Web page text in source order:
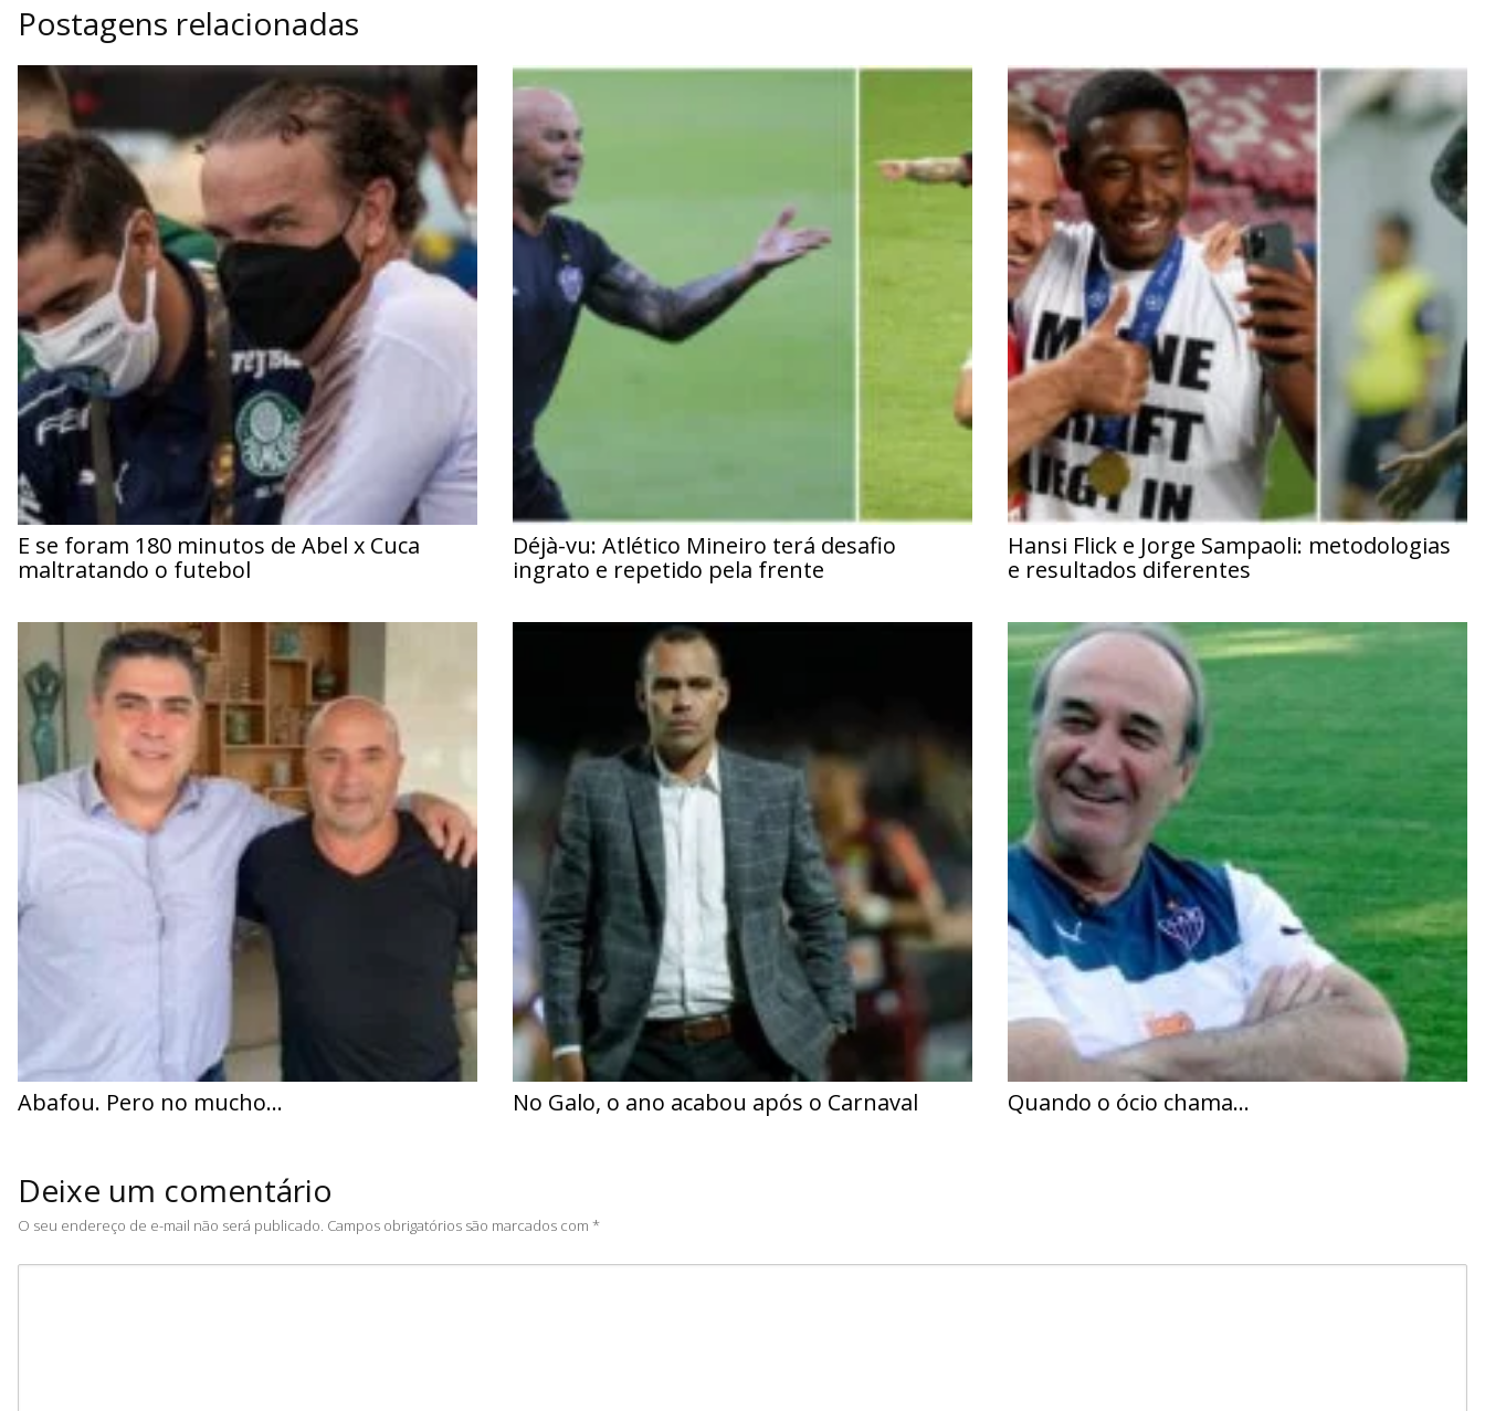
Postagens relacionadas
E se foram 180 minutos de Abel x Cuca
maltratando o futebol
Déjà-vu: Atlético Mineiro terá desafio
ingrato e repetido pela frente
Hansi Flick e Jorge Sampaoli: metodologias
e resultados diferentes
Abafou. Pero no mucho… No Galo, o ano acabou após o Carnaval Quando o ócio chama…
Deixe um comentário
O seu endereço de e-mail não será publicado. Campos obrigatórios são marcados com *